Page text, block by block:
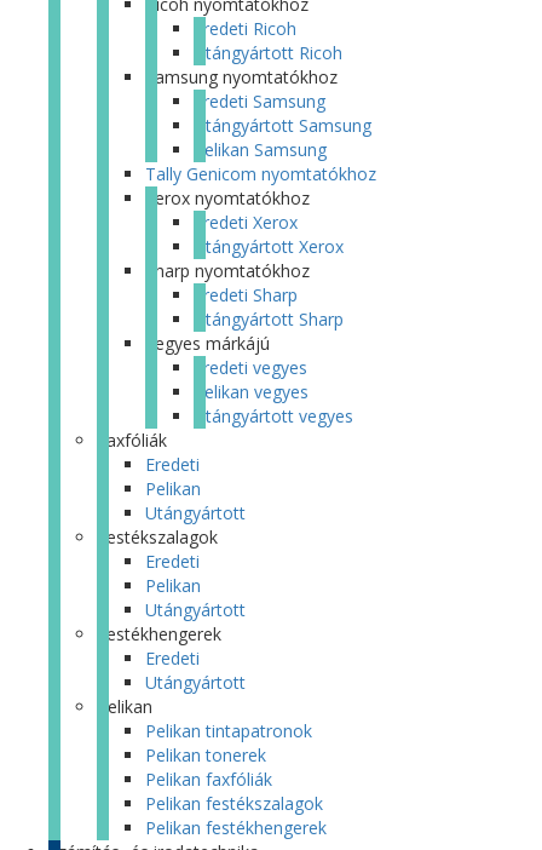
Eredeti Ricoh
Utángyártott Ricoh
Samsung nyomtatókhoz
Eredeti Samsung
Utángyártott Samsung
Pelikan Samsung
Tally Genicom nyomtatókhoz
Xerox nyomtatókhoz
Eredeti Xerox
Utángyártott Xerox
Sharp nyomtatókhoz
Eredeti Sharp
Utángyártott Sharp
Vegyes márkájú
Eredeti vegyes
Pelikan vegyes
Utángyártott vegyes
Faxfóliák
Eredeti
Pelikan
Utángyártott
Festékszalagok
Eredeti
Pelikan
Utángyártott
Festékhengerek
Eredeti
Utángyártott
Pelikan
Pelikan tintapatronok
Pelikan tonerek
Pelikan faxfóliák
Pelikan festékszalagok
Pelikan festékhengerek